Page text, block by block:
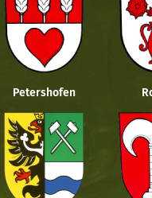
Petershofen